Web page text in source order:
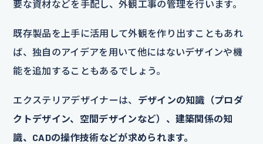
要な資材などを手配し、外観工事の管理を行います。
既存製品を上手に活用して外観を作り出すこともあれ
ば、独自のアイデアを用いて他にはないデザインや機
能を追加することもあるでしょう。
エクステリアデザイナーは、 デザインの知識（プロダ
クトデザイン、空間デザインなど）、建築関係の知
識、CADの操作技術などが求められます。